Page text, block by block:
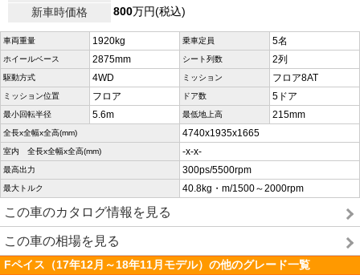
新車時価格
800万円(税込)
車両重量 1920kg 乗車定員 5名
ホイールベース 2875mm シート列数 2列
駆動方式 4WD ミッション フロア8AT
ミッション位置 フロア ドア数 5ドア
最小回転半径 5.6m 最低地上高 215mm
全長x全幅x全高(mm) 4740x1935x1665
室内 全長x全幅x全高(mm) -x-x-
最高出力 300ps/5500rpm
最大トルク 40.8kg・m/1500～2000rpm
この車のカタログ情報を見る
この車の相場を見る
Fペイス（17年12月～18年11月モデル）の他のグレード一覧